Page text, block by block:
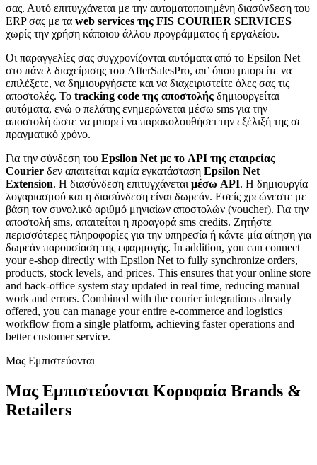
σας. Αυτό επιτυγχάνεται με την αυτοματοποιημένη διασύνδεση του
ERP σας με τα web services της FIS COURIER SERVICES
χωρίς την χρήση κάποιου άλλου προγράμματος ή εργαλείου.
Οι παραγγελίες σας συγχρονίζονται αυτόματα από το Epsilon Net
στο πάνελ διαχείρισης του AfterSalesPro, απ’ όπου μπορείτε να
επιλέξετε, να δημιουργήσετε και να διαχειριστείτε όλες σας τις
αποστολές. Το tracking code της αποστολής δημιουργείται
αυτόματα, ενώ ο πελάτης ενημερώνεται μέσω sms για την
αποστολή ώστε να μπορεί να παρακολουθήσει την εξέλιξή της σε
πραγματικό χρόνο.
Για την σύνδεση του Epsilon Net με το API της εταιρείας
Courier δεν απαιτείται καμία εγκατάσταση Epsilon Net
Extension. H διασύνδεση επιτυγχάνεται μέσω API. Η δημιουργία
λογαριασμού και η διασύνδεση είναι δωρεάν. Εσείς χρεώνεστε με
βάση τον συνολικό αριθμό μηνιαίων αποστολών (voucher). Για την
αποστολή sms, απαιτείται η προαγορά sms credits. Ζητήστε
περισσότερες πληροφορίες για την υπηρεσία ή κάντε μία αίτηση για
δωρεάν παρουσίαση της εφαρμογής. In addition, you can connect
your e-shop directly with Epsilon Net to fully synchronize orders,
products, stock levels, and prices. This ensures that your online store
and back-office system stay updated in real time, reducing manual
work and errors. Combined with the courier integrations already
offered, you can manage your entire e-commerce and logistics
workflow from a single platform, achieving faster operations and
better customer service.
Μας Εμπιστεύονται
Μας Εμπιστεύονται Κορυφαία Brands &
Retailers